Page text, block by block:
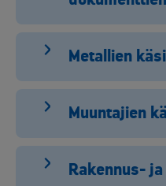
Metallien
Muuntajien
Rakennus-